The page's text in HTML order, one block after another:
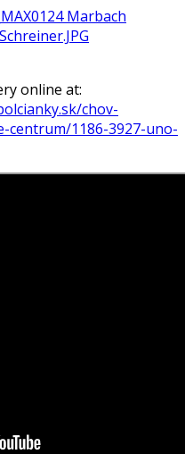
online at:
chov-
centrum/1186-3927-uno-